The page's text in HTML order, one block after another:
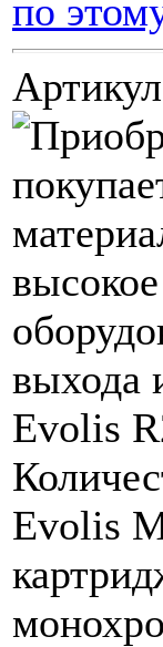
по
Evolis
Evolis